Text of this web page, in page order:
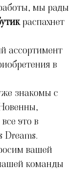
мы рады
распахнет
ассортимент
в
знакомы с
это в
Dreams.
вашей
команды